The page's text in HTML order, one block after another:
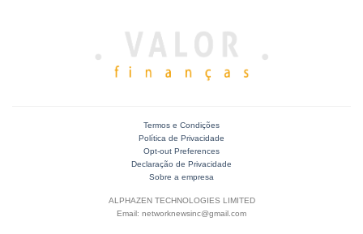
Termos e Condições
Política de Privacidade
Opt-out Preferences
Declaração de Privacidade
Sobre a empresa
ALPHAZEN TECHNOLOGIES LIMITED
Email: networknewsinc@gmail.com